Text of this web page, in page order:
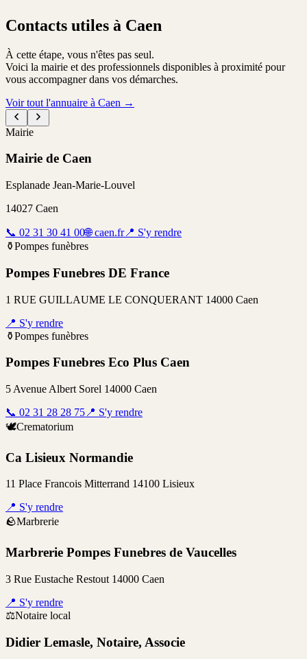
Contacts utiles à Caen
À cette étape, vous n'êtes pas seul.
Voici la mairie et des professionnels disponibles à proximité pour
vous accompagner dans vos démarches.
Voir tout l'annuaire à Caen →
Mairie
Mairie de Caen
Esplanade Jean-Marie-Louvel
14027 Caen
📞 02 31 30 41 00🌐 caen.fr📍 S'y rendre
⚱️Pompes funèbres
Pompes Funebres DE France
1 RUE GUILLAUME LE CONQUERANT 14000 Caen
📍 S'y rendre
⚱️Pompes funèbres
Pompes Funebres Eco Plus Caen
5 Avenue Albert Sorel 14000 Caen
📞 02 31 28 28 75 📍 S'y rendre
🕊️Crematorium
Ca Lisieux Normandie
11 Place Francois Mitterrand 14100 Lisieux
📍 S'y rendre
🪨Marbrerie
Marbrerie Pompes Funebres de Vaucelles
3 Rue Eustache Restout 14000 Caen
📍 S'y rendre
⚖️Notaire local
Didier Lemasle, Notaire, Associe